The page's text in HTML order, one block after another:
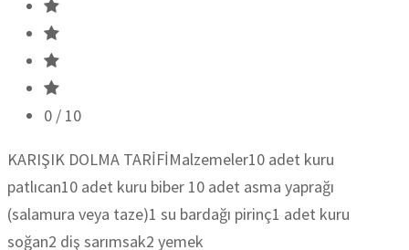
0 / 10
KARIŞIK DOLMA TARİFİMalzemeler10 adet kuru
patlıcan10 adet kuru biber 10 adet asma yaprağı
(salamura veya taze)1 su bardağı pirinç1 adet kuru
soğan2 diş sarımsak2 yemek